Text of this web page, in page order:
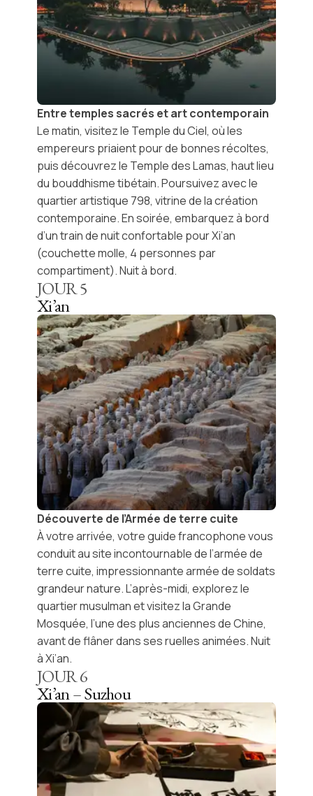
Entre temples sacrés et art contemporain
Le matin, visitez le Temple du Ciel, où les
empereurs priaient pour de bonnes récoltes,
puis découvrez le Temple des Lamas, haut lieu
du bouddhisme tibétain. Poursuivez avec le
quartier artistique 798, vitrine de la création
contemporaine. En soirée, embarquez à bord
d’untrain de nuitconfortable pourXi’an
(couchette molle, 4 personnes par
compartiment). Nuit à bord.
JOUR5
Xi’an
Découverte de l’Armée de terre cuite
À votre arrivée, votre guide francophone vous
conduit au site incontournable del’armée de
terre cuite, impressionnante armée de soldats
grandeur nature. L’après-midi, explorez le
quartier musulmanet visitez laGrande
Mosquée, l’une des plus anciennes de Chine,
avant de flâner dans ses ruelles animées. Nuit
à Xi’an.
JOUR6
Xi’an – Suzhou